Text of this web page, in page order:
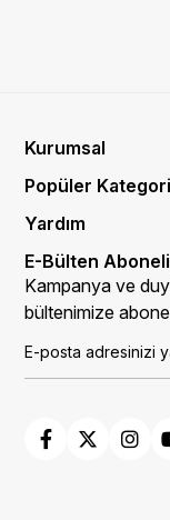
Kurumsal
Popüler
Yardım
E-Bülten
Kampanya ve
bültenimize